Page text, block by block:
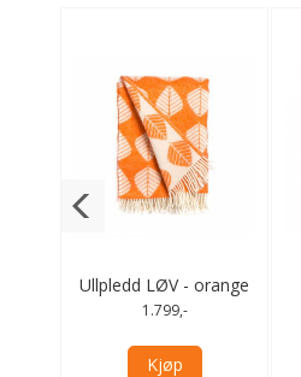
Ullpledd LØV - orange
1.799,-
Kjøp